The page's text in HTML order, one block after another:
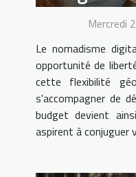
digitalMercredi
Le nomadisme
opportunité de
cette flexibilité
s'accompagner de
budget devient
aspirent à conjuguer